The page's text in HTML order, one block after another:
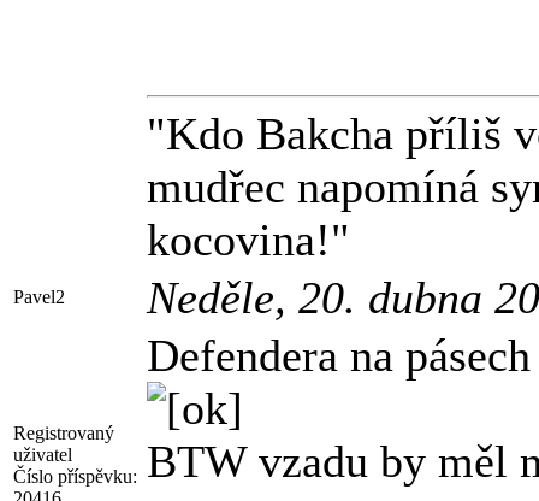
"Kdo Bakcha příliš
mudřec napomíná
kocovina!"
Pavel2 Neděle, 20. dubna
Registrovaný
uživatel
Číslo příspěvku:
Defendera na
BTW vzadu by měl